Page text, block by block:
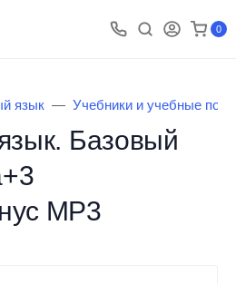
0
язык Учебники и учебные
Базовый
MP3